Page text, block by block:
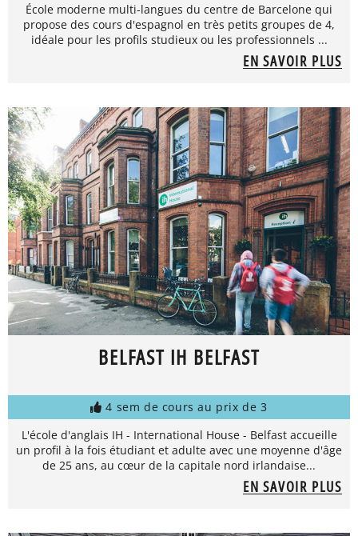
École moderne multi-langues du centre de Barcelone qui
propose des cours d'espagnol en très petits groupes de 4,
idéale pour les profils studieux ou les professionnels ...
EN SAVOIR PLUS
BELFAST IH BELFAST
4 sem de cours au prix de 3
L'école d'anglais IH - International House - Belfast accueille
un profil à la fois étudiant et adulte avec une moyenne d'âge
de 25 ans, au cœur de la capitale nord irlandaise...
EN SAVOIR PLUS